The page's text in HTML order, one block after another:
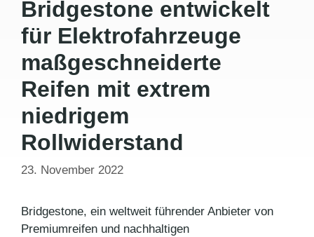
Bridgestone entwickelt
für Elektrofahrzeuge
maßgeschneiderte
Reifen mit extrem
niedrigem
Rollwiderstand
23. November 2022
Bridgestone, ein weltweit führender Anbieter von
Premiumreifen und nachhaltigen